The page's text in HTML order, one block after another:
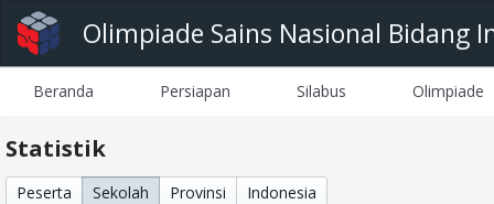
Olimpiade Sains Nasional Bidang
Beranda Persiapan Silabus Olimpiade
Statistik
Peserta Sekolah Provinsi Indonesia